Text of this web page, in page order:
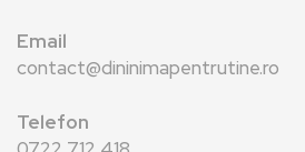
Email
contact@dininimapentrutine.ro
Telefon